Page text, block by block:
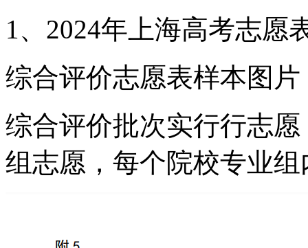
1、2024年上海高考志愿
综合评价志愿表样本图片
综合评价批次实行行志
组志愿，每个院校专业